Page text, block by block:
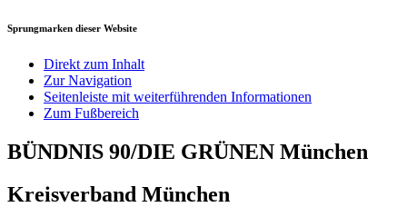
Sprungmarken dieser Website
Direkt zum Inhalt
Zur Navigation
Seitenleiste mit weiterführenden Informationen
Zum Fußbereich
BÜNDNIS 90/DIE GRÜNEN München
Kreisverband München